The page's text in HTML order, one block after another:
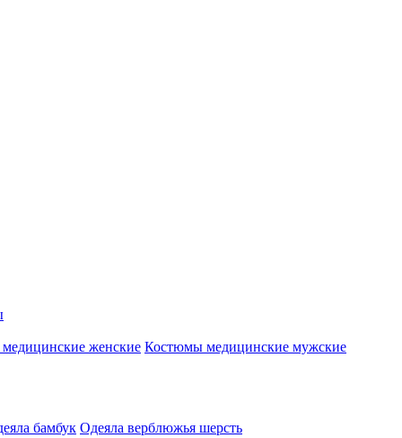
женские Костюмы медицинские мужские
бамбук Одеяла верблюжья шерсть